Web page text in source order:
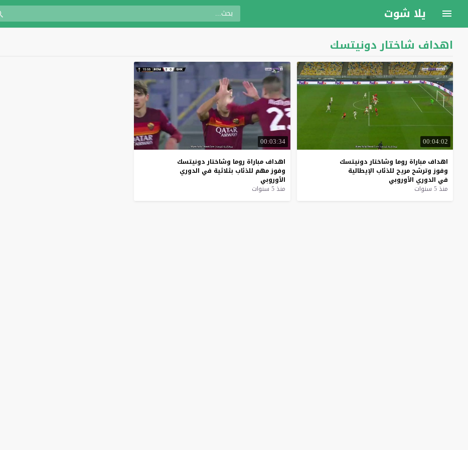
يلا شوت
اهداف شاختار دونيتسك
00:04:02
اهداف مباراة روما وشاختار دونيتسك
وفوز وترشح مريح للذئاب الإيطالية
في الدوري الأوروبي
منذ 5 سنوات
00:03:34
اهداف مباراة روما وشاختار دونيتسك
وفوزمهم للذئاب بثلاثية في الدوري
الأوروبي
منذ 5 سنوات